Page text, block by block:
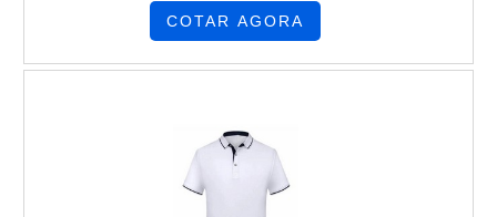
excelência e terá a garantia de adquirir
demanda.Quando o tema é camisas de
da Routte o cliente encontrará excelente
custo-benefício e diversas opções de
pagamento disponíveis.MAIS DETALHES
COTAR AGORA